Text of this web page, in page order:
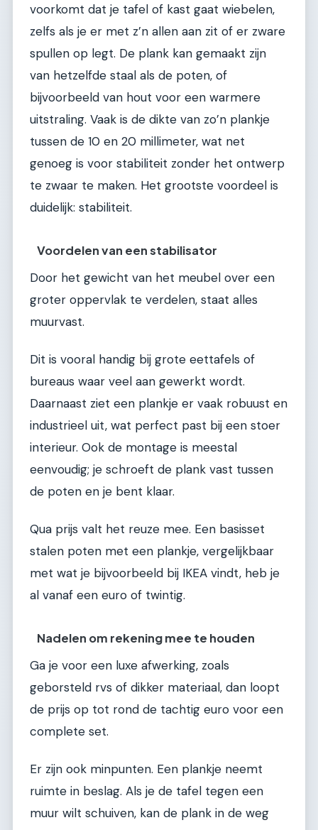
voorkomt dat je tafel of kast gaat wiebelen,
zelfs als je er met z’n allen aan zit of er zware
spullen op legt. De plank kan gemaakt zijn
van hetzelfde staal als de poten, of
bijvoorbeeld van hout voor een warmere
uitstraling. Vaak is de dikte van zo’n plankje
tussen de 10 en 20 millimeter, wat net
genoeg is voor stabiliteit zonder het ontwerp
te zwaar te maken. Het grootste voordeel is
duidelijk: stabiliteit.
Voordelen van een stabilisator
Door het gewicht van het meubel over een
groter oppervlak te verdelen, staat alles
muurvast.
Dit is vooral handig bij grote eettafels of
bureaus waar veel aan gewerkt wordt.
Daarnaast ziet een plankje er vaak robuust en
industrieel uit, wat perfect past bij een stoer
interieur. Ook de montage is meestal
eenvoudig; je schroeft de plank vast tussen
de poten en je bent klaar.
Qua prijs valt het reuze mee. Een basisset
stalen poten met een plankje, vergelijkbaar
met wat je bijvoorbeeld bij IKEA vindt, heb je
al vanaf een euro of twintig.
Nadelen om rekening mee te houden
Ga je voor een luxe afwerking, zoals
geborsteld rvs of dikker materiaal, dan loopt
de prijs op tot rond de tachtig euro voor een
complete set.
Er zijn ook minpunten. Een plankje neemt
ruimte in beslag. Als je de tafel tegen een
muur wilt schuiven, kan de plank in de weg